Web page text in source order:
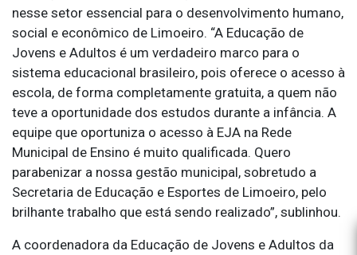
nesse setor essencial para o desenvolvimento humano,
social e econômico de Limoeiro. “A Educação de
Jovens e Adultos é um verdadeiro marco para o
sistema educacional brasileiro, pois oferece o acesso à
escola, de forma completamente gratuita, a quem não
teve a oportunidade dos estudos durante a infância. A
equipe que oportuniza o acesso à EJA na Rede
Municipal de Ensino é muito qualificada. Quero
parabenizar a nossa gestão municipal, sobretudo a
Secretaria de Educação e Esportes de Limoeiro, pelo
brilhante trabalho que está sendo realizado”, sublinhou.
A coordenadora da Educação de Jovens e Adultos da